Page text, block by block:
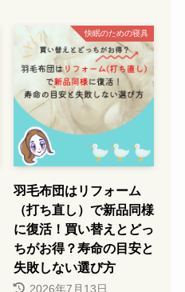
快眠のための寝具
羽毛布団はリフォーム
（打ち直し）で新品同様
に復活！買い替えとどっ
ちがお得？寿命の目安と
失敗しない選び方
2026年7月13日